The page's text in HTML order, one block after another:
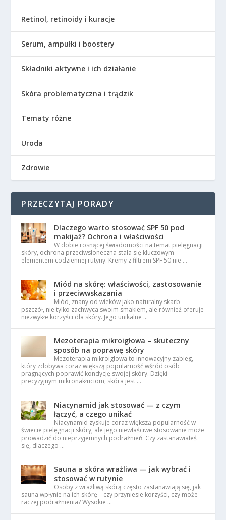
Retinol, retinoidy i kuracje
Serum, ampułki i boostery
Składniki aktywne i ich działanie
Skóra problematyczna i trądzik
Tematy różne
Uroda
Zdrowie
PRZECZYTAJ PORADY
Dlaczego warto stosować SPF 50 pod
makijaż? Ochrona i właściwości
W dobie rosnącej świadomości na temat pielęgnacji
skóry, ochrona przeciwsłoneczna stała się kluczowym
elementem codziennej rutyny. Kremy z filtrem SPF 50 nie …
Miód na skórę: właściwości, zastosowanie
i przeciwwskazania
Miód, znany od wieków jako naturalny skarb
pszczół, nie tylko zachwyca swoim smakiem, ale również oferuje
niezwykłe korzyści dla skóry. Jego unikalne …
Mezoterapia mikroigłowa – skuteczny
sposób na poprawę skóry
Mezoterapia mikroigłowa to innowacyjny zabieg,
który zdobywa coraz większą popularność wśród osób
pragnących poprawić kondycję swojej skóry. Dzięki
precyzyjnym mikronakłuciom, skóra jest …
Niacynamid jak stosować — z czym
łączyć, a czego unikać
Niacynamid zyskuje coraz większą popularność w
świecie pielęgnacji skóry, ale jego niewłaściwe stosowanie może
prowadzić do nieprzyjemnych podrażnień. Czy zastanawiałeś
się, dlaczego …
Sauna a skóra wrażliwa — jak wybrać i
stosować w rutynie
Osoby z wrażliwą skórą często zastanawiają się, jak
sauna wpłynie na ich skórę – czy przyniesie korzyści, czy może
raczej podrażnienia? Wysokie …